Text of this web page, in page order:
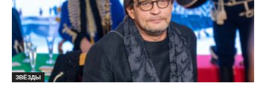
ЗВЁЗДЫ